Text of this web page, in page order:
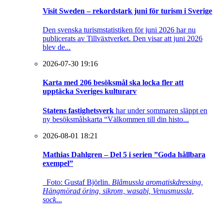
Visit Sweden – rekordstark juni för turism i Sverige
Den svenska turismstatistiken för juni 2026 har nu
publicerats av Tillväxtverket. Den visar att juni 2026
blev de...
2026-07-30 19:16
Karta med 206 besöksmål ska locka fler att
upptäcka Sveriges kulturarv
Statens fastighetsverk har under sommaren släppt en
ny besöksmålskarta “Välkommen till din histo...
2026-08-01 18:21
Mathias Dahlgren – Del 5 i serien ”Goda hållbara
exempel”
Foto: Gustaf Björlin. Blåmussla aromatiskdressing,
Hängmörad öring, sikrom, wasabi, Venusmussla,
sock...